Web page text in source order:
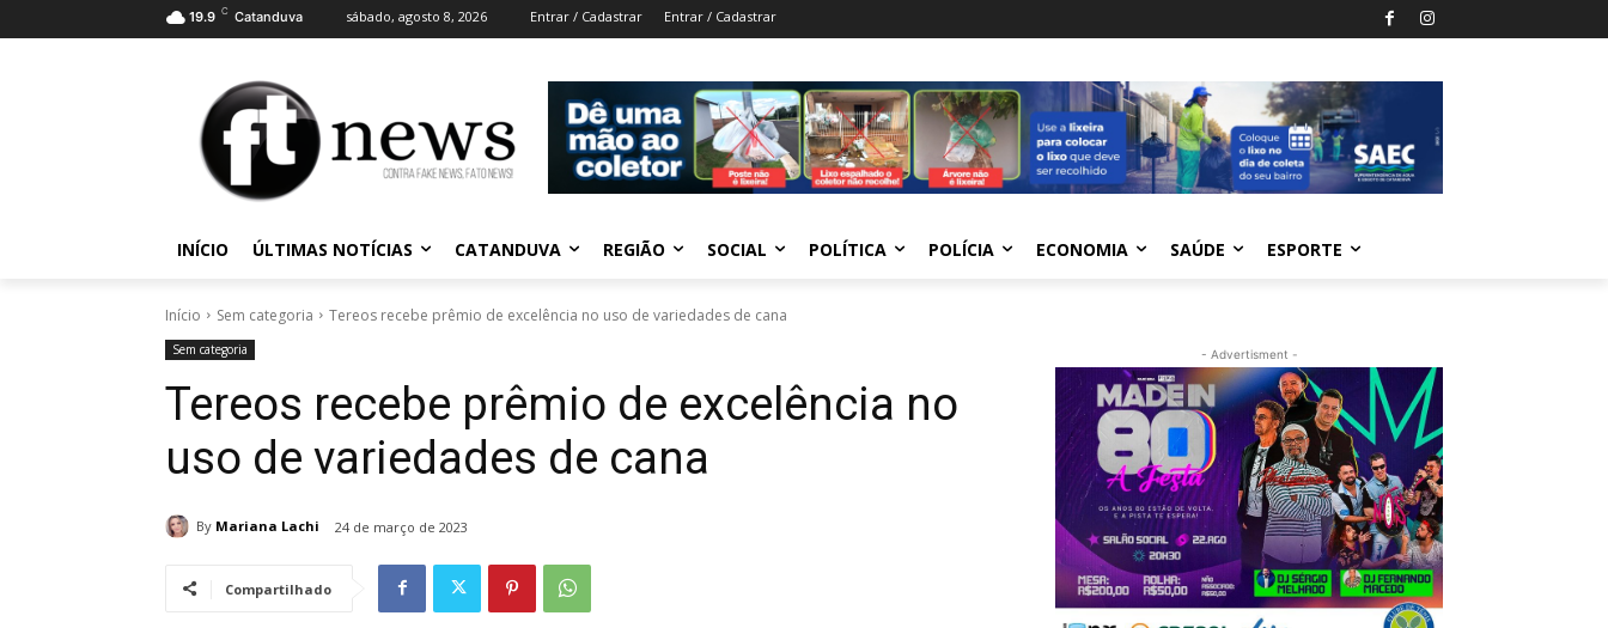
19.9 C Catanduva sábado, agosto 8, 2026 Entrar / Cadastrar Entrar / Cadastrar
INÍCIO ÚLTIMAS NOTÍCIAS CATANDUVA REGIÃO SOCIAL POLÍTICA POLÍCIA ECONOMIA SAÚDE ESPORTE
Início Sem categoria Tereos recebe prêmio de excelência no uso de variedades de cana
Sem categoria
Tereos recebe prêmio de excelência no
uso de variedades de cana
By Mariana Lachi 24 de março de 2023
Compartilhado
- Advertisment -